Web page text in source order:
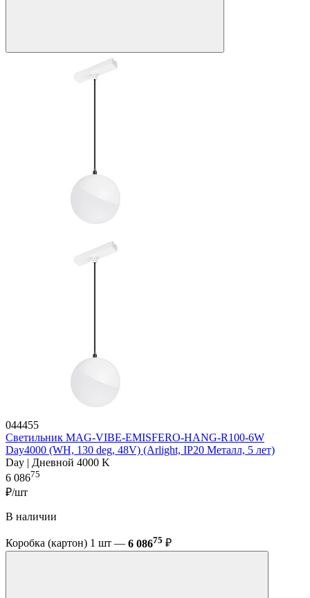
044455
Светильник MAG-VIBE-EMISFERO-HANG-R100-6W
Day4000 (WH, 130 deg, 48V) (Arlight, IP20 Металл, 5 лет)
Day | Дневной 4000 K
6 08675
₽/шт
В наличии
Коробка (картон) 1 шт — 6 08675 ₽